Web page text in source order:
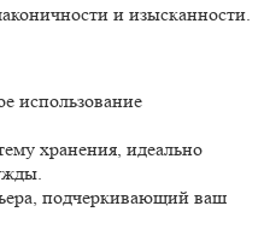
и изысканности.
использование
хранения, идеально
подчеркивающий ваш